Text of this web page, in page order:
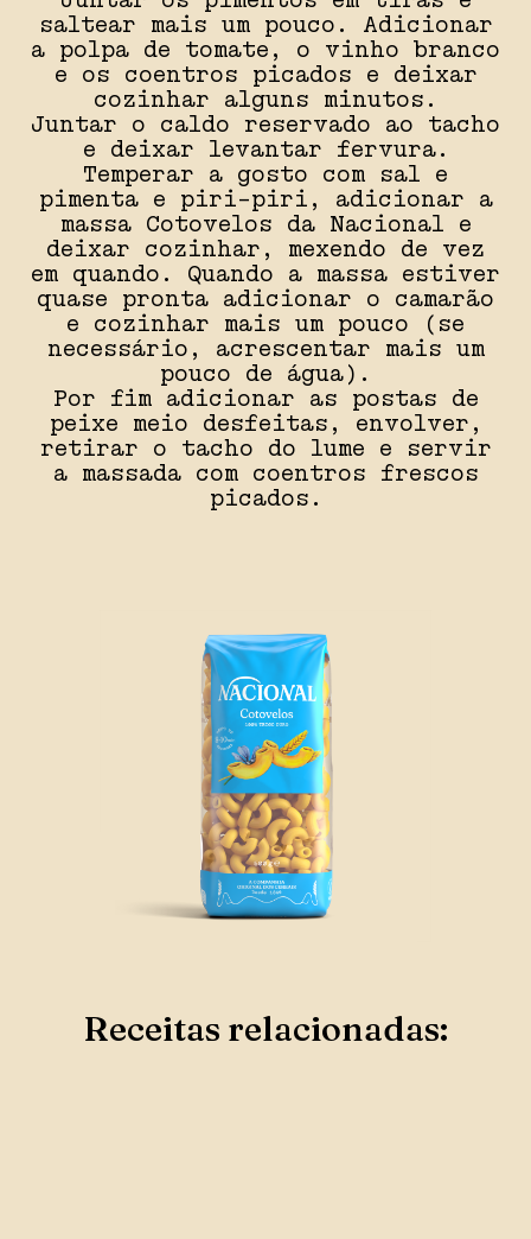
saltear mais um pouco. Adicionar
a polpa de tomate, o vinho branco
e os coentros picados e deixar
cozinhar alguns minutos.
Juntar o caldo reservado ao tacho
e deixar levantar fervura.
Temperar a gosto com sal e
pimenta e piri-piri, adicionar a
massa Cotovelos da Nacional e
deixar cozinhar, mexendo de vez
em quando. Quando a massa estiver
quase pronta adicionar o camarão
e cozinhar mais um pouco (se
necessário, acrescentar mais um
pouco de água).
Por fim adicionar as postas de
peixe meio desfeitas, envolver,
retirar o tacho do lume e servir
a massada com coentros frescos
picados.
Receitas relacionadas: